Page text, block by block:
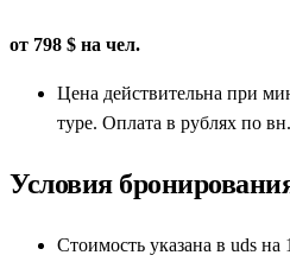
от 798 $ на чел.
Цена действительна при
туре. Оплата в рублях по
Условия
Стоимость указана в uds на